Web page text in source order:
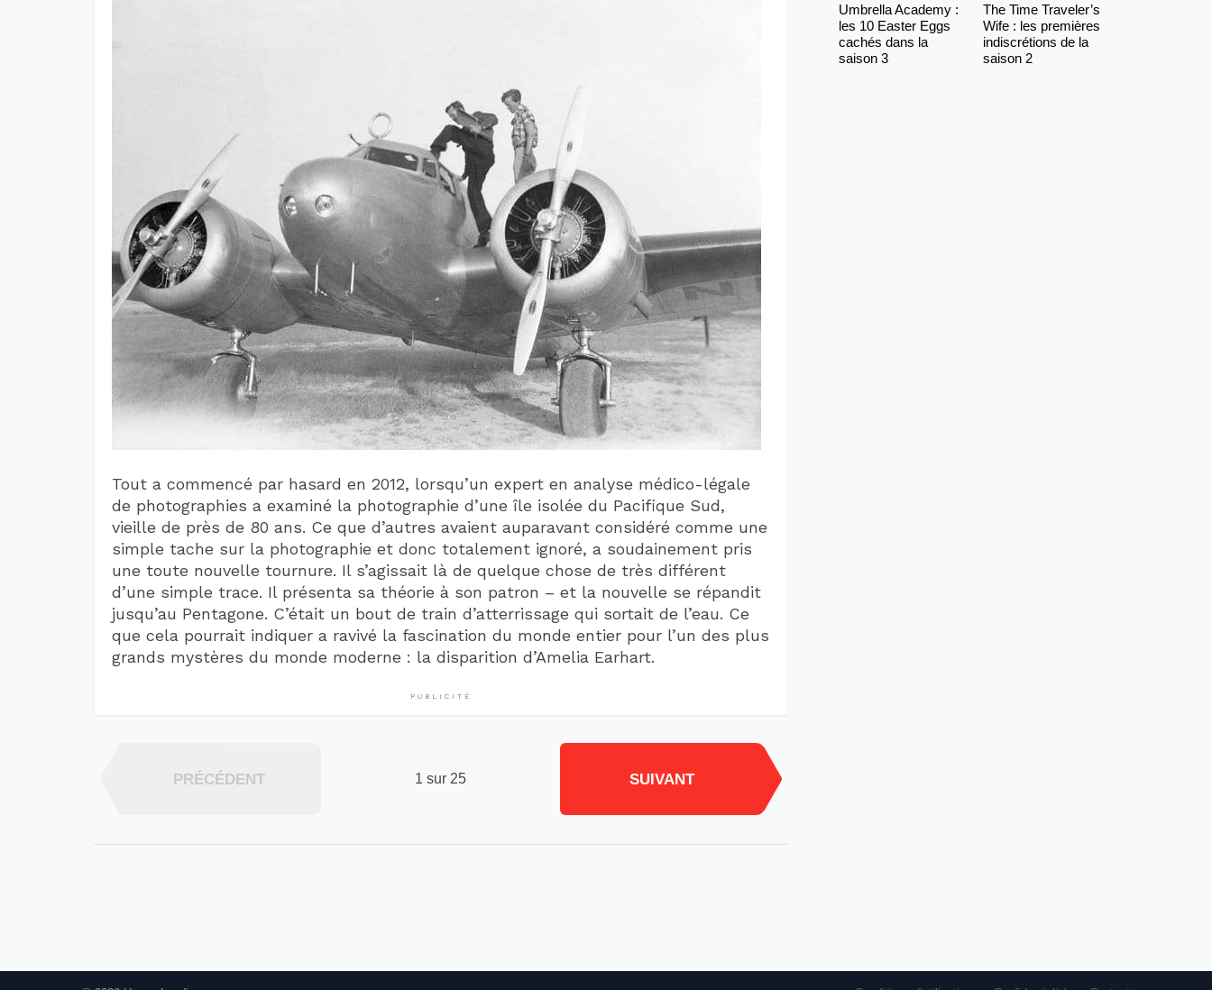
Tout a commencé par hasard en 2012, lorsqu’un expert en analyse médico-légale
de photographies a examiné la photographie d’une île isolée du Pacifique Sud,
vieille de près de 80 ans. Ce que d’autres avaient auparavant considéré comme une
simple tache sur la photographie et donc totalement ignoré, a soudainement pris
une toute nouvelle tournure. Il s’agissait là de quelque chose de très différent
d’une simple trace. Il présenta sa théorie à son patron – et la nouvelle se répandit
jusqu’au Pentagone. C’était un bout de train d’atterrissage qui sortait de l’eau. Ce
que cela pourrait indiquer a ravivé la fascination du monde entier pour l’un des plus
grands mystères du monde moderne : la disparition d’Amelia Earhart.
PUBLICITÉ
1 sur 25
PRÉCÉDENT SUIVANT
Umbrella Academy :
les 10 Easter Eggs
cachés dans la
saison 3
The Time Traveler’s
Wife : les premières
indiscrétions de la
saison 2